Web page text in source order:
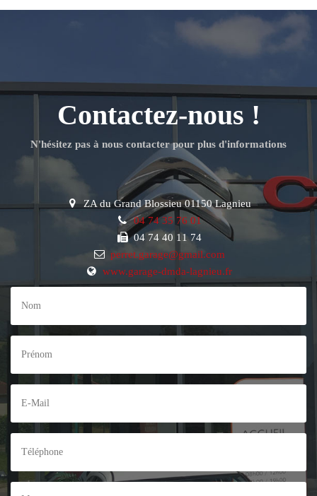
Contactez-nous !
N'hésitez pas à nous contacter pour plus d'informations
ZA du Grand Blossieu 01150 Lagnieu
04 74 35 76 01
04 74 40 11 74
perret.garage@gmail.com
www.garage-dmda-lagnieu.fr